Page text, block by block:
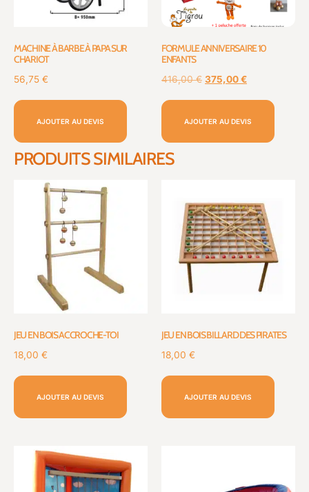
MACHINE À BARBE À PAPA SUR
CHARIOT
56,75 €
AJOUTER AU DEVIS
FORMULE ANNIVERSAIRE 10
ENFANTS
416,00€ 375,00€
AJOUTER AU DEVIS
PRODUITS SIMILAIRES
JEU EN BOIS ACCROCHE-TOI
18,00 €
AJOUTER AU DEVIS
JEU EN BOIS BILLARD DES PIRATES
18,00 €
AJOUTER AU DEVIS